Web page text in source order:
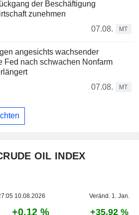
der Beschäftigung
zunehmen
07.08.
MT
angesichts wachsender
Fed nach schwachen Nonfarm
07.08.
MT
OIL INDEX
10.08.2026 Veränd. 1. Jan.
+0,12 % +35,92 %